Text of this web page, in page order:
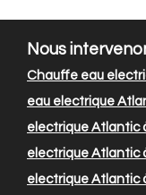
Nous
Chauffe eau
eau electrique
electrique Atlantic
electrique Atlantic
electrique Atlantic